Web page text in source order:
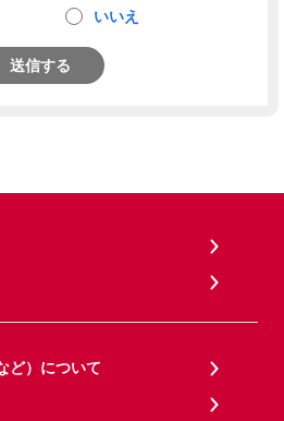
いいえ
送信する
ど）について